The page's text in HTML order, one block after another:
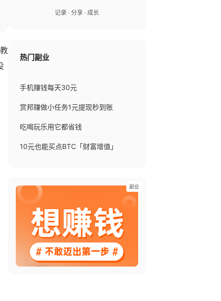
记录 · 分享 · 成长
热门副业
手机赚钱每天30元
赏邦赚做小任务1元提现秒到账
吃喝玩乐用它都省钱
10元也能买点BTC「财富增值」
副业